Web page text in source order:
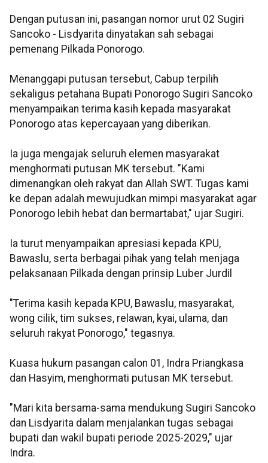
Dengan putusan ini, pasangan nomor urut 02 Sugiri
Sancoko - Lisdyarita dinyatakan sah sebagai
pemenang Pilkada Ponorogo.
Menanggapi putusan tersebut, Cabup terpilih
sekaligus petahana Bupati Ponorogo Sugiri Sancoko
menyampaikan terima kasih kepada masyarakat
Ponorogo atas kepercayaan yang diberikan.
Ia juga mengajak seluruh elemen masyarakat
menghormati putusan MK tersebut. "Kami
dimenangkan oleh rakyat dan Allah SWT. Tugas kami
ke depan adalah mewujudkan mimpi masyarakat agar
Ponorogo lebih hebat dan bermartabat," ujar Sugiri.
Ia turut menyampaikan apresiasi kepada KPU,
Bawaslu, serta berbagai pihak yang telah menjaga
pelaksanaan Pilkada dengan prinsip Luber Jurdil
"Terima kasih kepada KPU, Bawaslu, masyarakat,
wong cilik, tim sukses, relawan, kyai, ulama, dan
seluruh rakyat Ponorogo," tegasnya.
Kuasa hukum pasangan calon 01, Indra Priangkasa
dan Hasyim, menghormati putusan MK tersebut.
"Mari kita bersama-sama mendukung Sugiri Sancoko
dan Lisdyarita dalam menjalankan tugas sebagai
bupati dan wakil bupati periode 2025-2029," ujar
Indra.